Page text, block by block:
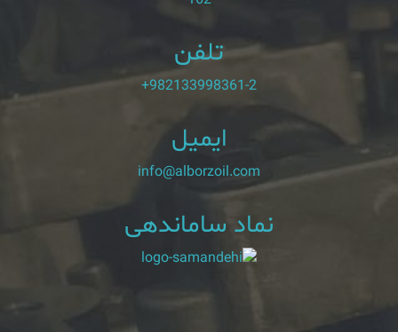
تلفن
+982133998361-2
ایمیل
info@alborzoil.com
نماد ساماندهی